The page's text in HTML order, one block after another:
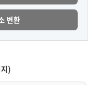
변환
)